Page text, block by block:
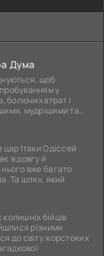
Дума
щоб
у
болючих втрат і
мудрішими та
Ітаки Одіссей
в довгу й
вже багато
Та шлях, який
бійців
різними
до світу жорстоких